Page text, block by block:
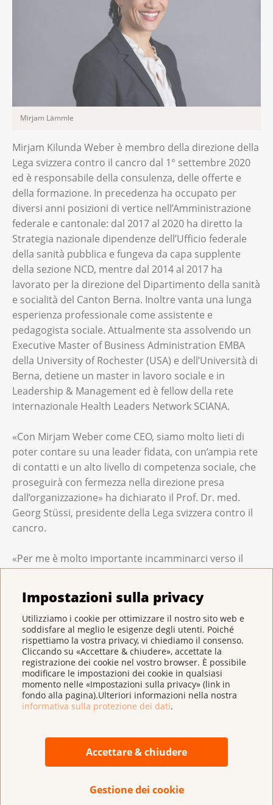
Impostazioni sulla privacy
Utilizziamo i cookie per ottimizzare il nostro sito web e
soddisfare al meglio le esigenze degli utenti. Poiché
rispettiamo la vostra privacy, vi chiediamo il consenso.
Cliccando su «Accettare & chiudere», accettate la
registrazione dei cookie nel vostro browser. È possibile
modificare le impostazioni dei cookie in qualsiasi
momento nelle «Impostazioni sulla privacy» (link in
fondo alla pagina).Ulteriori informazioni nella nostra
informativa sulla protezione dei dati.
Accettare & chiudere
Gestione dei cookie
Mirjam Lämmle
Mirjam Kilunda Weber è membro della direzione della
Lega svizzera contro il cancro dal 1° settembre 2020
ed è responsabile della consulenza, delle offerte e
della formazione. In precedenza ha occupato per
diversi anni posizioni di vertice nell’Amministrazione
federale e cantonale: dal 2017 al 2020 ha diretto la
Strategia nazionale dipendenze dell’Ufficio federale
della sanità pubblica e fungeva da capa supplente
della sezione NCD, mentre dal 2014 al 2017 ha
lavorato per la direzione del Dipartimento della sanità
e socialità del Canton Berna. Inoltre vanta una lunga
esperienza professionale come assistente e
pedagogista sociale. Attualmente sta assolvendo un
Executive Master of Business Administration EMBA
della University of Rochester (USA) e dell’Università di
Berna, detiene un master in lavoro sociale e in
Leadership & Management ed è fellow della rete
internazionale Health Leaders Network SCIANA.
«Con Mirjam Weber come CEO, siamo molto lieti di
poter contare su una leader fidata, con un’ampia rete
di contatti e un alto livello di competenza sociale, che
proseguirà con fermezza nella direzione presa
dall’organizzazione» ha dichiarato il Prof. Dr. med.
Georg Stüssi, presidente della Lega svizzera contro il
cancro.
«Per me è molto importante incamminarci verso il
futuro come una Lega contro il cancro forte, presente
ed efficace: uniti contro il cancro! Con una
prevenzione del cancro basata sull’evidenza, con la
promozione della ricerca contro il cancro, con
l’informazione indipendente dei pazienti e con
l’accompagnamento completo e a bassa soglia delle
persone colpite e della loro cerchia» ha affermato
Mirjam Weber. «Da parte mia, mi impegnerò
all’insegna della continuità per rafforzare
l’associazione e l’organizzazione mantello e per
concretamente la Lega contro il cancro».